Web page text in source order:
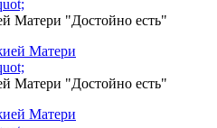
Матери "Достойно есть"
Матери "Достойно есть"